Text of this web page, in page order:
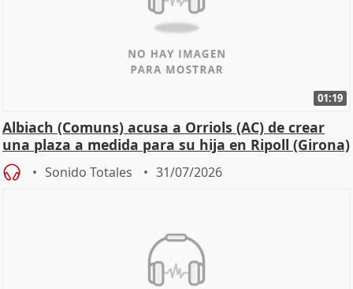
01:19
Albiach (Comuns) acusa a Orriols (AC) de crear
una plaza a medida para su hija en Ripoll (Girona)
Sonido Totales 31/07/2026